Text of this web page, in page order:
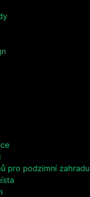
pro podzimní zahradu